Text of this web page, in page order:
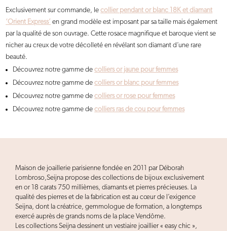
Exclusivement sur commande, lecollier pendant or blanc 18K et diamant
‘Orient Express’ en grand modèle est imposant par sa taille mais également
par la qualité de son ouvrage. Cette rosace magnifique et baroque vient se
nicher au creux de votre décolleté en révélant son diamant d’une rare
beauté.
Découvrez notre gamme decolliers or jaune pour femmes
Découvrez notre gamme decolliers or blanc pour femmes
Découvrez notre gamme decolliers or rose pour femmes
Découvrez notre gamme decolliers ras de cou pour femmes
Maison de joaillerie parisienne fondée en 2011 par Déborah
Lombroso,Seijna propose des collections de bijoux exclusivement
en or 18 carats 750 millièmes, diamants et pierres précieuses. La
qualité des pierres et de la fabrication est au cœur de l’exigence
Seijna, dont la créatrice, gemmologue de formation, a longtemps
exercé auprès de grands noms de la place Vendôme.
Les collections Seijna dessinent un vestiaire joaillier « easy chic »,